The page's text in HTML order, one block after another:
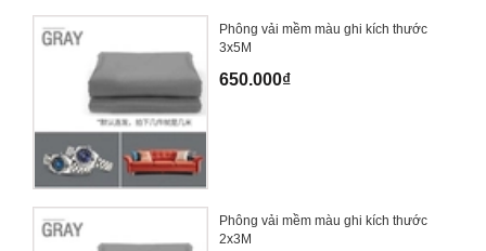
Phông vải mềm màu ghi kích thước
3x5M
650.000₫
Phông vải mềm màu ghi kích thước
2x3M